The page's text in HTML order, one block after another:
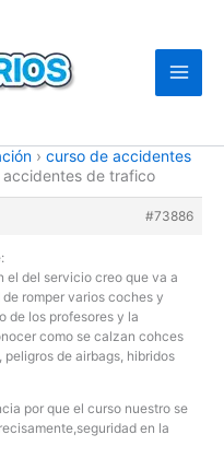
› curso de accidentes
accidentes de trafico
#73886
el del servicio creo que va a
romper varios coches y
de los profesores y la
como se calzan cohces
peligros de airbags, hibridos
por que el curso nuestro se
en la